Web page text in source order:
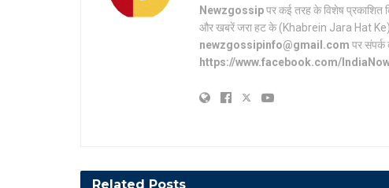
Newzgossipपर कई तरह के विशेष
और खबरें जरा हट के (Khabrein Jara Hat Ke)
newzgossipinfo@gmail.com पर
https://www.facebook.com/
Related Posts